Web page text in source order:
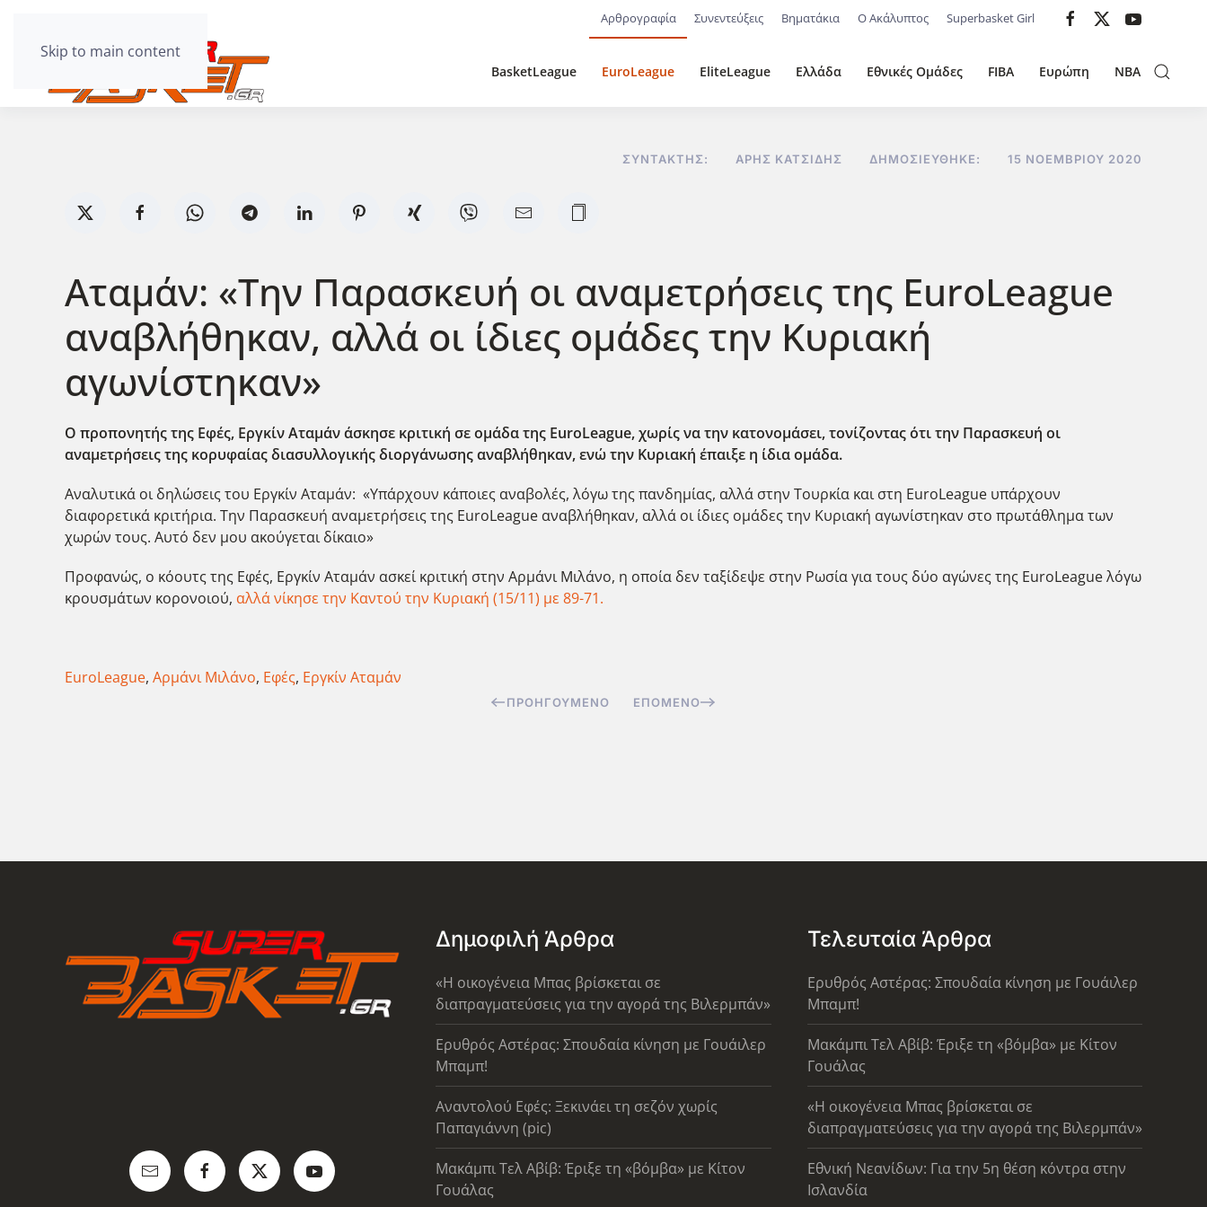
Skip to main content
Αρθρογραφία Συνεντεύξεις Βηματάκια Ο Ακάλυπτος Superbasket Girl
BasketLeague EuroLeague EliteLeague Ελλάδα Εθνικές Ομάδες FIBA Ευρώπη NBA
ΣΥΝΤΆΚΤΗΣ: ΆΡΗΣ ΚΑΤΣΊΔΗΣ ΔΗΜΟΣΙΕΎΘΗΚΕ: 15 ΝΟΕΜΒΡΊΟΥ 2020
Αταμάν: «Την Παρασκευή οι αναμετρήσεις της EuroLeague
αναβλήθηκαν, αλλά οι ίδιες ομάδες την Κυριακή
αγωνίστηκαν»
Ο προπονητής της Εφές, Εργκίν Αταμάν άσκησε κριτική σε ομάδα της EuroLeague, χωρίς να την κατονομάσει, τονίζοντας ότι την Παρασκευή οι
αναμετρήσεις της κορυφαίας διασυλλογικής διοργάνωσης αναβλήθηκαν, ενώ την Κυριακή έπαιξε η ίδια ομάδα.
Αναλυτικά οι δηλώσεις του Εργκίν Αταμάν: «Υπάρχουν κάποιες αναβολές, λόγω της πανδημίας, αλλά στην Τουρκία και στη EuroLeague υπάρχουν
διαφορετικά κριτήρια. Την Παρασκευή αναμετρήσεις της EuroLeague αναβλήθηκαν, αλλά οι ίδιες ομάδες την Κυριακή αγωνίστηκαν στο πρωτάθλημα των
χωρών τους. Αυτό δεν μου ακούγεται δίκαιο»
Προφανώς, ο κόουτς της Εφές, Εργκίν Αταμάν ασκεί κριτική στην Αρμάνι Μιλάνο, η οποία δεν ταξίδεψε στην Ρωσία για τους δύο αγώνες της EuroLeague λόγω
κρουσμάτων κορονοιού, αλλά νίκησε την Καντού την Κυριακή (15/11) με 89-71.
EuroLeague, Αρμάνι Μιλάνο, Εφές, Εργκίν Αταμάν
ΠΡΟΗΓΟΎΜΕΝΟ ΕΠΌΜΕΝΟ
Δημοφιλή Άρθρα
«Η οικογένεια Μπας βρίσκεται σε
διαπραγματεύσεις για την αγορά της Βιλερμπάν»
Ερυθρός Αστέρας: Σπουδαία κίνηση με Γουάιλερ
Μπαμπ!
Αναντολού Εφές: Ξεκινάει τη σεζόν χωρίς
Παπαγιάννη (pic)
Μακάμπι Τελ Αβίβ: Έριξε τη «βόμβα» με Κίτον
Γουάλας
Τελευταία Άρθρα
Ερυθρός Αστέρας: Σπουδαία κίνηση με Γουάιλερ
Μπαμπ!
Μακάμπι Τελ Αβίβ: Έριξε τη «βόμβα» με Κίτον
Γουάλας
«Η οικογένεια Μπας βρίσκεται σε
διαπραγματεύσεις για την αγορά της Βιλερμπάν»
Εθνική Νεανίδων: Για την 5η θέση κόντρα στην
Ισλανδία